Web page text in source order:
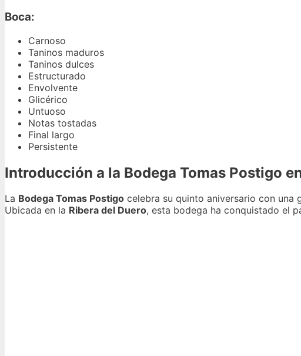
Boca:
Carnoso
Taninos maduros
Taninos dulces
Estructurado
Envolvente
Glicérico
Untuoso
Notas tostadas
Final largo
Persistente
Introducción a la Bodega Tomas Postigo
La Bodega Tomas Postigo celebra su quinto aniversario con una
Ubicada en la Ribera del Duero, esta bodega ha conquistado el